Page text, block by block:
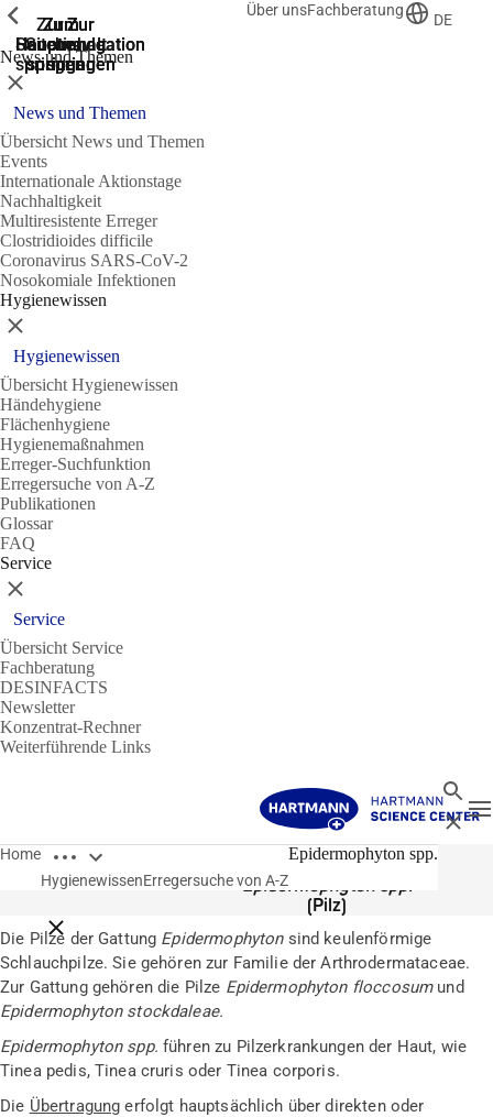
Zur
Suche
springen
Zur
Hauptnavigation
springen
Zur
Hauptnavigation
springen
Zum
Hauptinhalt
springen
Zum
Seitenende
springen
Über unsFachberatung
DE
News und Themen
Zeige vorherige
Schließen
News und Themen
Übersicht News und Themen
Events
Internationale Aktionstage
Nachhaltigkeit
Multiresistente Erreger
Clostridioides difficile
Coronavirus SARS-CoV-2
Nosokomiale Infektionen
Hygienewissen
Zeige vorherige
Schließen
Hygienewissen
Übersicht Hygienewissen
Händehygiene
Flächenhygiene
Hygienemaßnahmen
Erreger-Suchfunktion
Erregersuche von A-Z
Publikationen
Glossar
FAQ
Service
Zeige vorherige
Schließen
Service
Übersicht Service
Fachberatung
DESINFACTS
Newsletter
Konzentrat-Rechner
Weiterführende Links
Suche
Home Breadcrumbs öffnen
Breadcrumbs schließen
HygienewissenErregersuche von A-Z
Epidermophyton spp.
Erreger
Epidermophyton spp.
(Pilz)
Die Pilze der Gattung Epidermophytonsind keulenförmige
Schlauchpilze. Sie gehören zur Familie der Arthrodermataceae.
Zur Gattung gehören die Pilze Epidermophyton floccosumund
Epidermophyton stockdaleae.
Epidermophyton spp. führen zu Pilzerkrankungen der Haut, wie
Tinea pedis, Tinea cruris oder Tinea corporis.
Die Übertragung erfolgt hauptsächlich über direkten oder